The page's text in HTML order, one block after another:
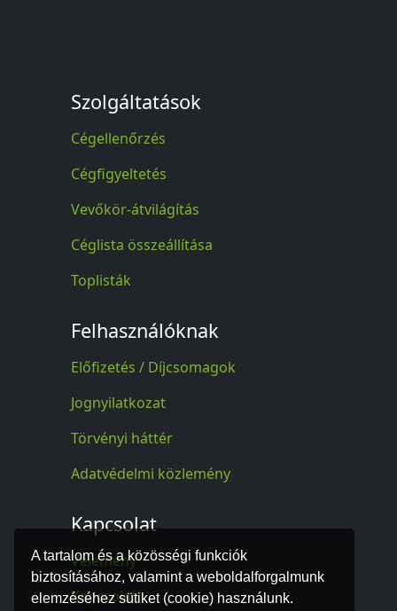
A tartalom és a közösségi funkciók
biztosításához, valamint a weboldalforgalmunk
elemzéséhez sütiket (cookie) használunk.
Szolgáltatások
Cégellenőrzés
Cégfigyeltetés
Vevőkör-átvilágítás
Céglista összeállítása
Toplisták
Felhasználóknak
Előfizetés / Díjcsomagok
Jognyilatkozat
Törvényi háttér
Adatvédelmi közlemény
Kapcsolat
Vélemény
Kapcsolat